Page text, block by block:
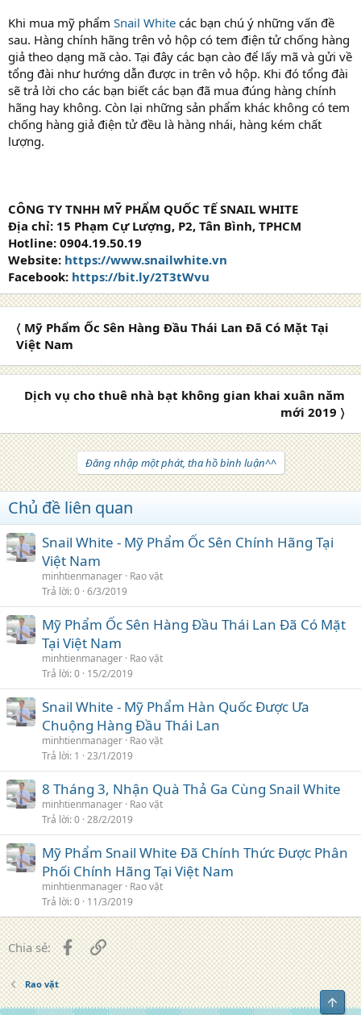
Khi mua mỹ phẩm Snail White các bạn chú ý những vấn đề
sau. Hàng chính hãng trên vỏ hộp có tem điện tử chống hàng
giả theo dạng mã cào. Tại đây các bạn cào để lấy mã và gửi về
tổng đài như hướng dẫn được in trên vỏ hộp. Khi đó tổng đài
sẽ trả lời cho các bạn biết các bạn đã mua đúng hàng chính
hãng hay không. Còn lại những sản phẩm khác không có tem
chống hàng giả điện tử đều là hàng nhái, hàng kém chất
lượng.
CÔNG TY TNHH MỸ PHẨM QUỐC TẾ SNAIL WHITE
Địa chỉ: 15 Phạm Cự Lượng, P2, Tân Bình, TPHCM
Hotline: 0904.19.50.19
Website: https://www.snailwhite.vn
Facebook: https://bit.ly/2T3tWvu
〈 Mỹ Phẩm Ốc Sên Hàng Đầu Thái Lan Đã Có Mặt Tại
Việt Nam
Dịch vụ cho thuê nhà bạt không gian khai xuân năm
mới 2019 〉
Đăng nhập một phát, tha hồ bình luận^^
Chủ đề liên quan
Snail White - Mỹ Phẩm Ốc Sên Chính Hãng Tại
Việt Nam
minhtienmanager Rao vặt
Trả lời 0 6/3/2019
Mỹ Phẩm Ốc Sên Hàng Đầu Thái Lan Đã Có Mặt
Tại Việt Nam
minhtienmanager Rao vặt
Trả lời 0 15/2/2019
Snail White - Mỹ Phẩm Hàn Quốc Được Ưa
Chuộng Hàng Đầu Thái Lan
minhtienmanager Rao vặt
Trả lời 1 23/1/2019
8 Tháng 3, Nhận Quà Thả Ga Cùng Snail White
minhtienmanager Rao vặt
Trả lời 0 28/2/2019
Mỹ Phẩm Snail White Đã Chính Thức Được Phân
Phối Chính Hãng Tại Việt Nam
minhtienmanager Rao vặt
Trả lời 0 11/3/2019
Chia sẻ: FacebookLiên kết
Rao vặt
Top